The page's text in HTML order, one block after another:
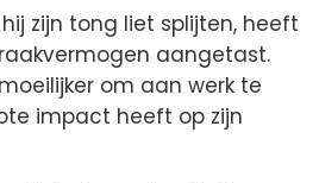
zijn tong liet splijten, heeft
aangetast.
om aan werk te
impact heeft op zijn